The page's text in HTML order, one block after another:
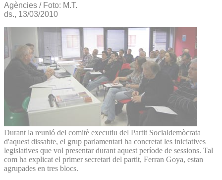
Agències / Foto: M.T.
ds., 13/03/2010
Durant la reunió del comitè executiu del Partit Socialdemòcrata
d'aquest dissabte, el grup parlamentari ha concretat les iniciatives
legislatives que vol presentar durant aquest període de sessions. Tal
com ha explicat el primer secretari del partit, Ferran Goya, estan
agrupades en tres blocs.